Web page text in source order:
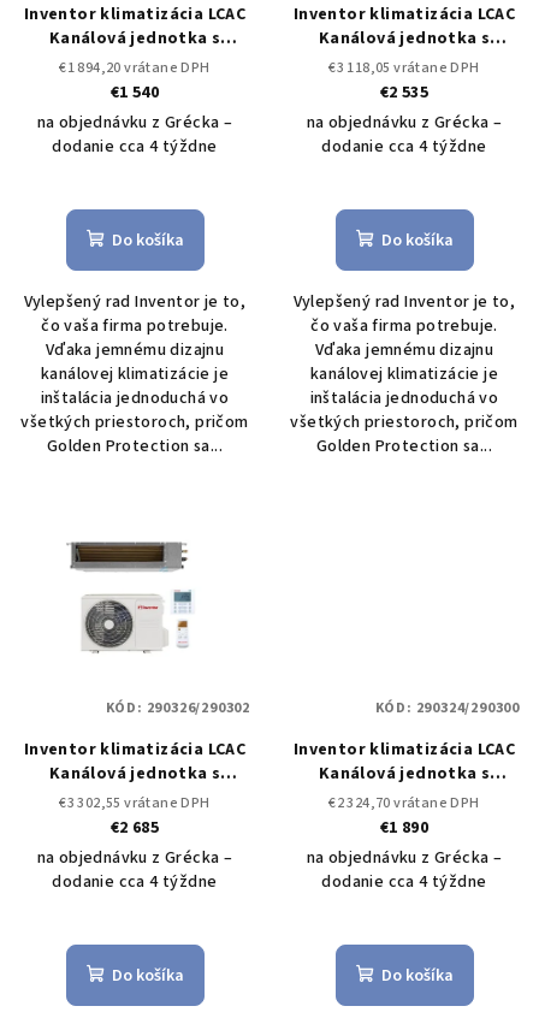
Inventor klimatizácia LCAC
Kanálová jednotka s
vonkajšou V7DI-12WiFiR 3,5
kW / U7RS-12 Set vonkajšia
a vnútorná jednotka LCAC
€1 894,20 vrátane DPH
€1 540
na objednávku z Grécka –
dodanie cca 4 týždne
Do košíka
Vylepšený rad Inventor je to,
čo vaša firma potrebuje.
Vďaka jemnému dizajnu
kanálovej klimatizácie je
inštalácia jednoduchá vo
všetkých priestoroch, pričom
Golden Protection sa...
Inventor klimatizácia LCAC
Kanálová jednotka s
vonkajšou V7DI-36WiFiR
10,5 kW / U7RS-36
vonkajšia a vnútorná
jednotka LCAC
€3 118,05 vrátane DPH
€2 535
na objednávku z Grécka –
dodanie cca 4 týždne
Do košíka
Vylepšený rad Inventor je to,
čo vaša firma potrebuje.
Vďaka jemnému dizajnu
kanálovej klimatizácie je
inštalácia jednoduchá vo
všetkých priestoroch, pričom
Golden Protection sa...
Inventor klimatizácia LCAC
Kanálová jednotka s
vonkajšou V7DI-42WiFiR 12
kW / U7RS-42 Set vonkajšia
a vnútorná jednotka LCAC
€3 302,55 vrátane DPH
€2 685
na objednávku z Grécka –
dodanie cca 4 týždne
Do košíka
KÓD: 290326/290302
Inventor klimatizácia LCAC
Kanálová jednotka s
vonkajšou V7DI-24WiFiR 7
kW / U7RS-24 Set vonkajšia
a vnútorná jednotka LCAC
€2 324,70 vrátane DPH
€1 890
na objednávku z Grécka –
dodanie cca 4 týždne
Do košíka
KÓD: 290324/290300